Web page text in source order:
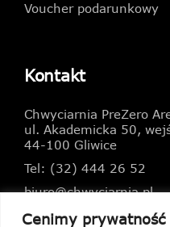
Cenimy
Voucher podarunkowy
Kontakt
Chwyciarnia PreZero
ul. Akademicka 50,
44-100 Gliwice
Tel: (32) 444 26 52
biuro@chwyciarnia.pl